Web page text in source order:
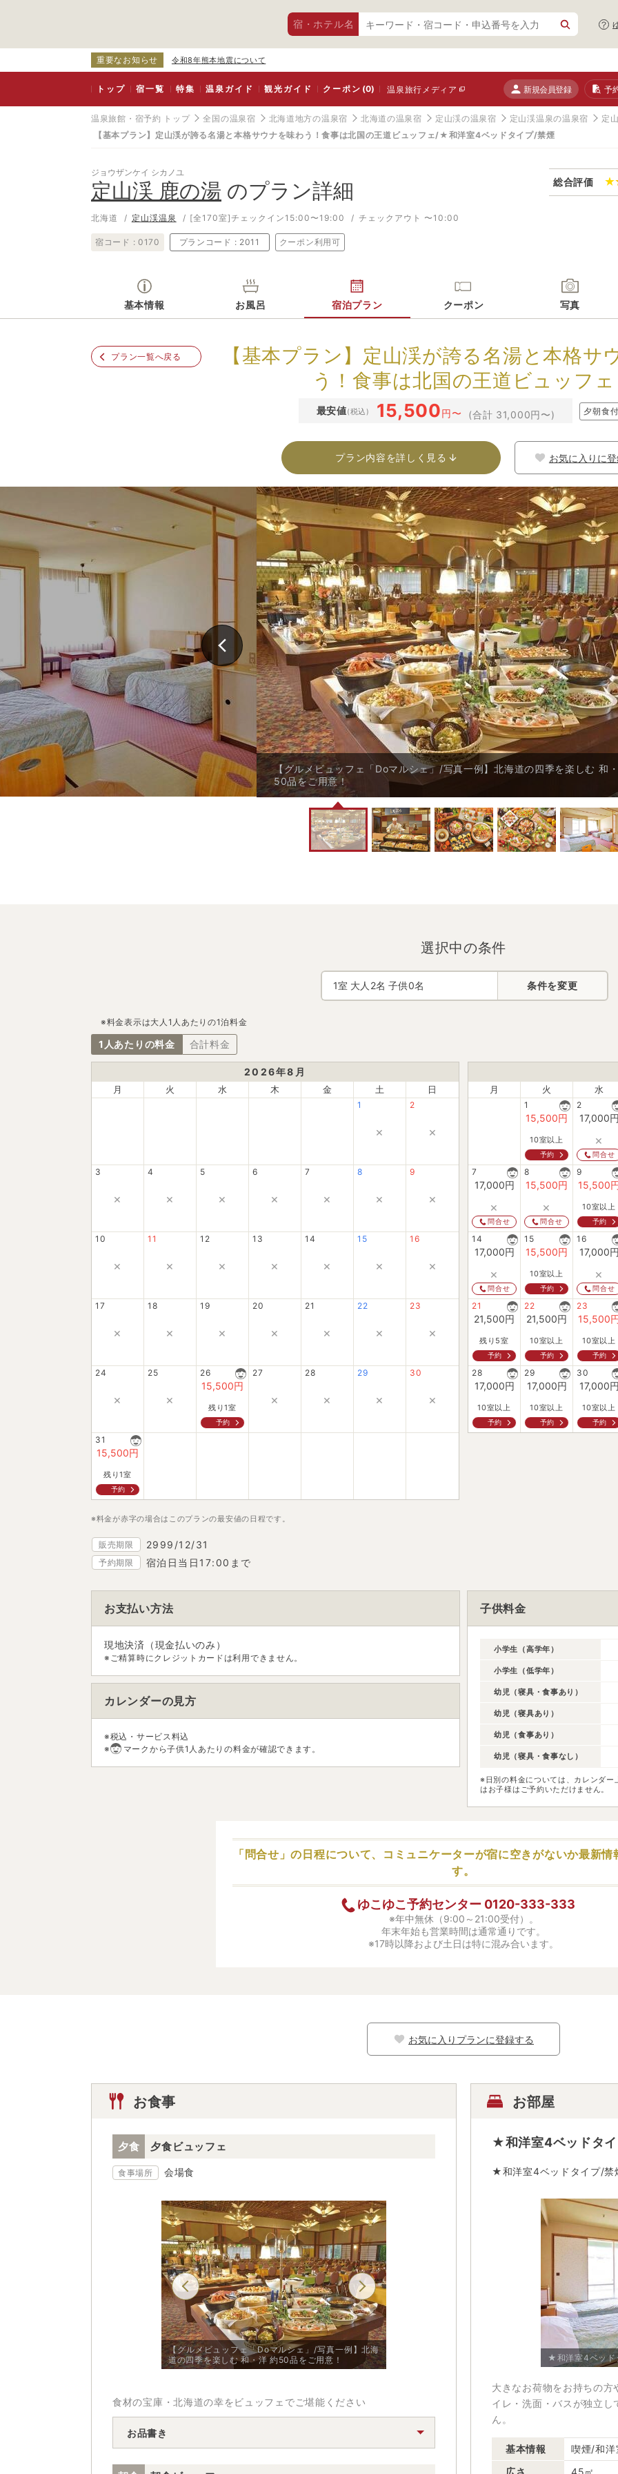
宿・ホテル名
重要なお知らせ 令和8年熊本地震について
トップ 宿一覧 特集 温泉ガイド 観光ガイド クーポン(0) 温泉旅行メディア 新規会員登録 予
温泉旅館・宿予約 トップ 全国の温泉宿 北海道地方の温泉宿 北海道の温泉宿 定山渓の温泉宿 定山渓温泉の温泉宿
定
【基本プラン】定山渓が誇る名湯と本格サウナを味わう！食事は北国の王道ビュッフェ/★和洋室4ベッドタイプ/禁煙
ジョウザンケイ シカノユ
定山渓 鹿の湯 のプラン詳細
北海道 定山渓温泉 [全170室]チェックイン15:00〜19:00 チェックアウト 〜10:00
宿コード : 0170 プランコード : 2011 クーポン利用可
総合評価
基本情報 お風呂 宿泊プラン クーポン 写真
プラン一覧へ戻る
【基本プラン】定山渓が誇る名湯と本格サ
う！食事は北国の王道ビュッフェ
最安値(税込) 15,500円〜 (合計 31,000円〜) 夕朝食
プラン内容を詳しく見る お気に入りに
【グルメビュッフェ「Doマルシェ」/写真一例】北海道の四季を楽しむ 和
50品をご用意！
選択中の条件
1室 大人 2名 子供0名 条件を変更
※料金表示は大人1人あたりの1泊料金
1人あたりの料金 合計料金
2026年8 月
月 火 水 木 金 土 日
1
×
2
×
3
×
4
×
5
×
6
×
7
×
8
×
9
×
10
×
11
×
12
×
13
×
14
×
15
×
16
×
17
×
18
×
19
×
20
×
21
×
22
×
23
×
24
×
25
×
26
15,500円
残り1室
予約
27
×
28
×
29
×
30
×
31
15,500円
残り1室
予約
月 火 水
1
15,500円
10室以上
予約
2
17,000
×
問合せ
7
17,000円
×
問合せ
8
15,500円
×
問合せ
9
15,500
10室以上
予約
14
17,000円
×
問合せ
15
15,500円
10室以上
予約
16
17,000
×
問合せ
21
21,500円
残り5室
予約
22
21,500円
10室以上
予約
23
15,500
10室以上
予約
28
17,000円
10室以上
予約
29
17,000円
10室以上
予約
30
17,000
10室以上
予約
※料金が赤字の場合はこのプランの最安値の日程です。
販売期限 2999/12/31
予約期限 宿泊日当日17:00まで
お支払い方法
現地決済（現金払いのみ）
※ご精算時にクレジットカードは利用できません。
カレンダーの見方
※税込・サービス料込
※
マークから子供1人あたりの料金が確認できます。
子供料金
小学生（高学年）
小学生（低学年）
幼児（寝具・食事あり）
幼児（寝具あり）
幼児（食事あり）
幼児（寝具・食事なし）
※日別の料金については、カレンダー
はお子様はご予約いただけません。
「問合せ」の日程について、コミュニケーターが宿に空きがないか最新情
す。
ゆこゆこ予約センター 0120-333-333
※年中無休（9:00～21:00受付）。
年末年始も営業時間は通常通りです。
※17時以降および土日は特に混み合います。
お気に入りプランに登録する
お食事
夕食 夕食ビュッフェ
食事場所 会場食
【グルメビュッフェ「Doマルシェ」/写真一例】北海
道の四季を楽しむ 和・洋 約50品をご用意！
【グルメビュッフェ「Doマルシェ」/写真一例】人気
食材の宝庫・北海道の幸をビュッフェでご堪能ください
お品書き
お部屋
★和洋室4ベッドタ
★和洋室4ベッドタイプ/禁
★和洋室4ベッド
大きなお荷物をお持ちの
イレ・洗面・バスが独立
ん。
基本情報
喫煙/和
広さ
45㎡